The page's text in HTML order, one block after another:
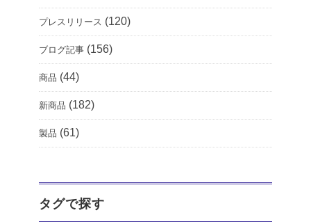
プレスリリース (120)
ブログ記事 (156)
商品 (44)
新商品 (182)
製品 (61)
タグで探す